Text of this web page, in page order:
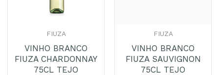
FIUZA
VINHO BRANCO
FIUZA CHARDONNAY
75CL TEJO
FIUZA
VINHO BRANCO
FIUZA SAUVIGNON
75CL TEJO